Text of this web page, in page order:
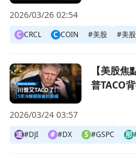
C CRCL C COIN #美股 #美
2026/03/26 02:54
前往【美股焦點】「核」平
【美股
普TACO
道#DJI # #DX S #GSPC 那
2026/03/24 03:57